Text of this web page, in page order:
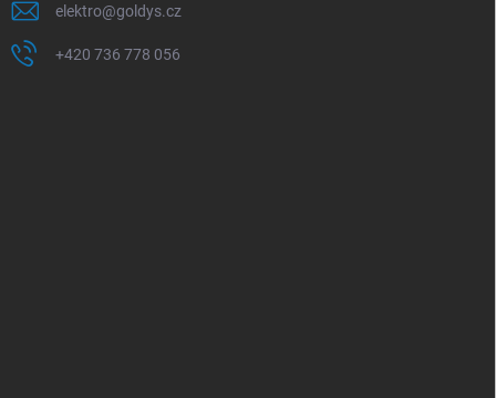
elektro@goldys.cz
+420 736 778 056